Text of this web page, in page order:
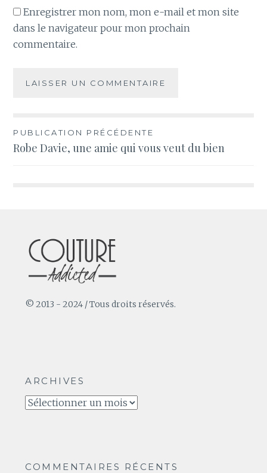
Enregistrer mon nom, mon e-mail et mon site
dans le navigateur pour mon prochain
commentaire.
Navigation
de
PUBLICATION PRÉCÉDENTE
Robe Davie, une amie qui vous veut du bien
© 2013 - 2024 / Tous droits réservés.
ARCHIVES
Archives
COMMENTAIRES RÉCENTS